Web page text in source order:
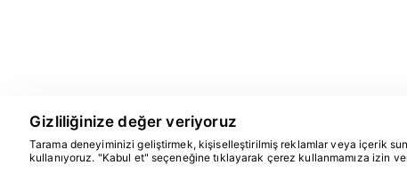
Gizliliğinize değer veriyoruz
Tarama deneyiminizi geliştirmek, kişiselleştirilmiş reklamlar veya içerik
kullanıyoruz. "Kabul et" seçeneğine tıklayarak çerez kullanmamıza izin